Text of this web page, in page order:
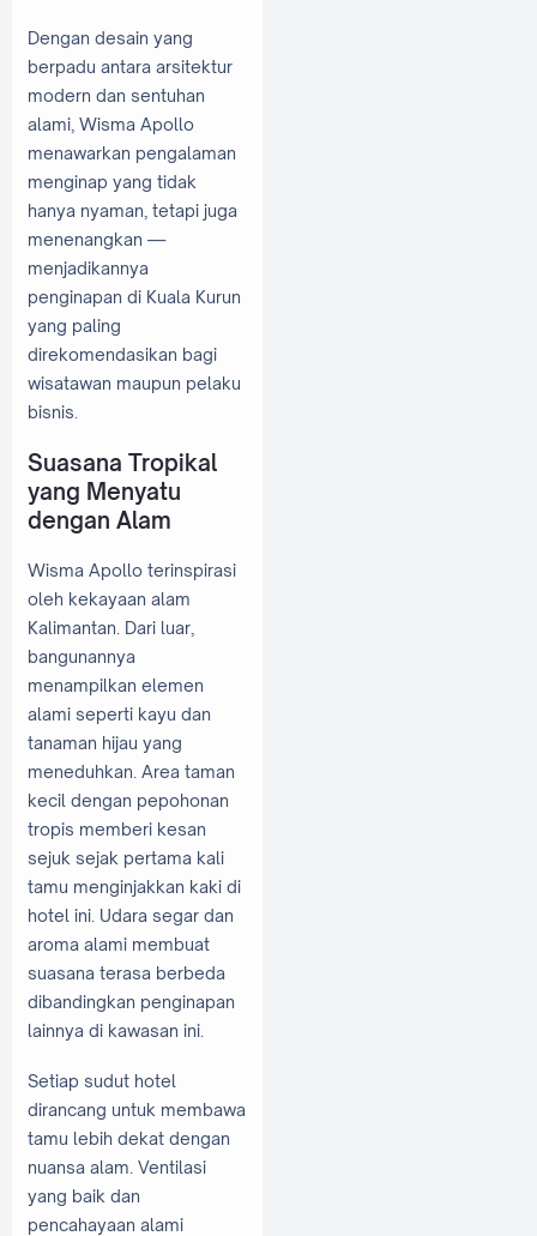
Dengan desain yang
berpadu antara arsitektur
modern dan sentuhan
alami, Wisma Apollo
menawarkan pengalaman
menginap yang tidak
hanya nyaman, tetapi juga
menenangkan —
menjadikannya
penginapan di Kuala Kurun
yang paling
direkomendasikan bagi
wisatawan maupun pelaku
bisnis.
Suasana Tropikal
yang Menyatu
dengan Alam
Wisma Apollo terinspirasi
oleh kekayaan alam
Kalimantan. Dari luar,
bangunannya
menampilkan elemen
alami seperti kayu dan
tanaman hijau yang
meneduhkan. Area taman
kecil dengan pepohonan
tropis memberi kesan
sejuk sejak pertama kali
tamu menginjakkan kaki di
hotel ini. Udara segar dan
aroma alami membuat
suasana terasa berbeda
dibandingkan penginapan
lainnya di kawasan ini.
Setiap sudut hotel
dirancang untuk membawa
tamu lebih dekat dengan
nuansa alam. Ventilasi
yang baik dan
pencahayaan alami